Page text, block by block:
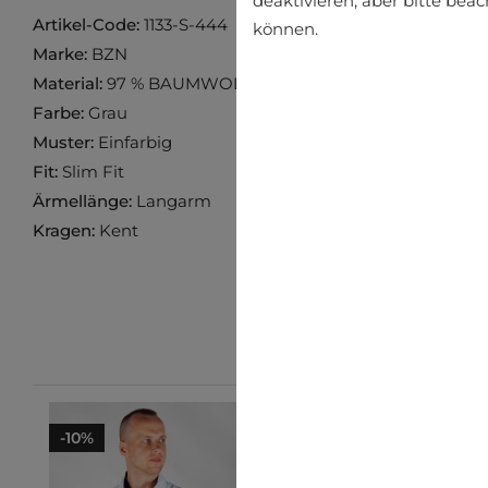
Artikel-Code: 1133-S-444
Marke: BZN
Material: 97 % BAUMWOLLE, 3 % LYCRA
Farbe: Grau
Muster: Einfarbig
Fit: Slim Fit
Ärmellänge: Langarm
Kragen: Kent
-10%
können.